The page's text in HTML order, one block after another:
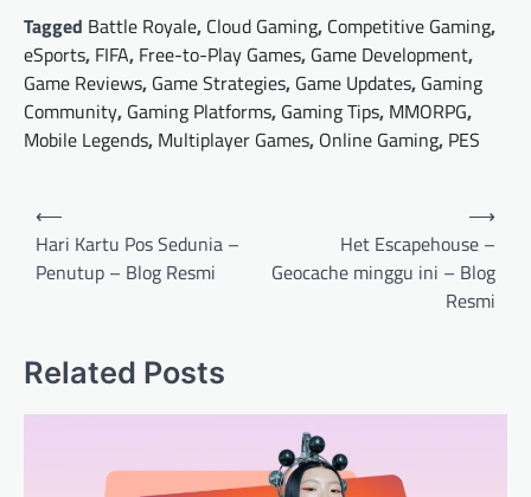
Tagged Battle Royale, Cloud Gaming, Competitive Gaming,
eSports, FIFA, Free-to-Play Games, Game Development,
Game Reviews, Game Strategies, Game Updates, Gaming
Community, Gaming Platforms, Gaming Tips, MMORPG,
Mobile Legends, Multiplayer Games, Online Gaming, PES
Post
navigation
⟵
Hari Kartu Pos Sedunia –
Penutup – Blog Resmi
Het Escapehouse –
Geocache minggu ini – Blog
Resmi
⟶
Related Posts